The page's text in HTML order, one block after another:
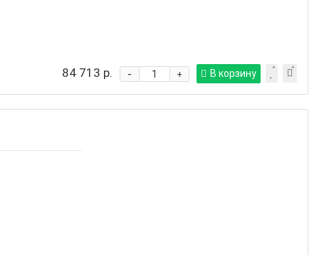
84 713 р. +
- В корзину